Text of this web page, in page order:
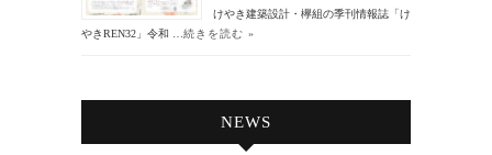
けやき建築設計・欅組の季刊情報誌「け
やきREN32」令和 … 続きを読む »
NEWS